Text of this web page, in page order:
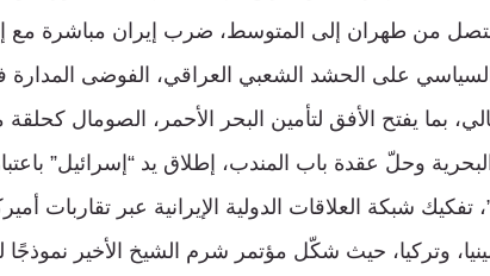
من طهران إلى المتوسط، ضرب إيران مباشرة مع
على الحشد الشعبي العراقي، الفوضى المدارة
بما يفتح الأفق لتأمين البحر الأحمر، الصومال
وحلّ عقدة باب المندب، إطلاق يد “إسرائيل”
تفكيك شبكة العلاقات الدولية الإيرانية عبر تقاربات
وتركيا، حيث شكّل مؤتمر شرم الشيخ الأخير نموذجًا